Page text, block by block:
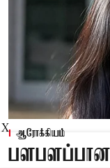
ஆரோக்கியம்
X